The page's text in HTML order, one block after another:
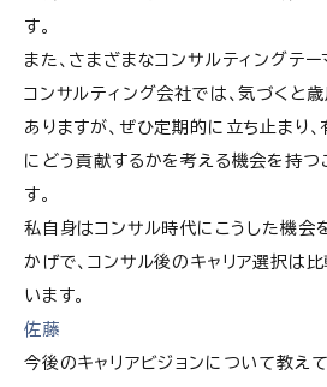
す。
また、さまざまなコンサルティングテ
コンサルティング会社では、気づくと
ありますが、ぜひ定期的に立ち止まり
にどう貢献するかを考える機会を持つ
す。
私自身はコンサル時代にこうした機会
かげで、コンサル後のキャリア選択は
います。
佐藤
今後のキャリアビジョンについて教え